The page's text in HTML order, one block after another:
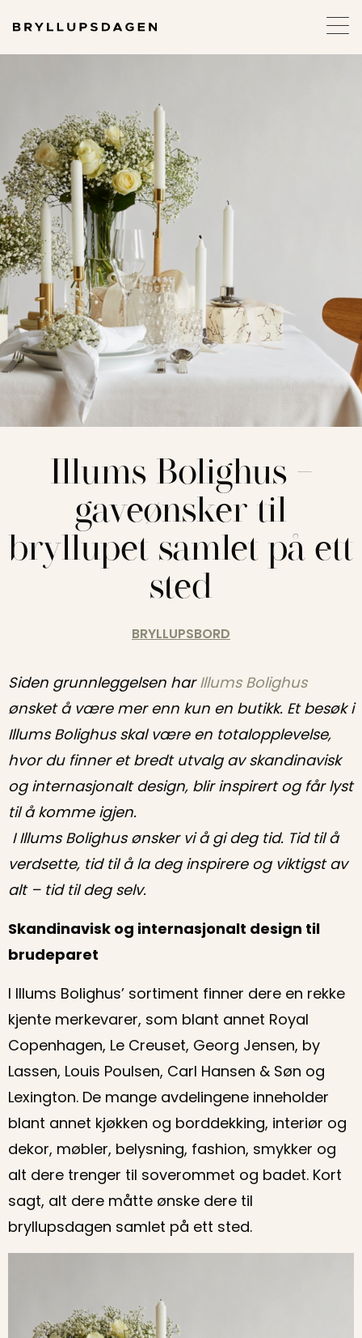
Illums Bolighus –
gaveønsker til
bryllupet samlet på ett
sted
BRYLLUPSBORD
Siden grunnleggelsen harIllums Bolighus
ønsket å være mer enn kun en butikk. Et besøk i
Illums Bolighus skal være en totalopplevelse,
hvor du finner et bredt utvalg av skandinavisk
og internasjonalt design, blir inspirert og får lyst
til å komme igjen.
I Illums Bolighus ønsker vi å gi deg tid. Tid til å
verdsette, tid til å la deg inspirere og viktigst av
alt – tid til deg selv.
Skandinavisk og internasjonalt design til
brudeparet
I Illums Bolighus’ sortiment finner dere en rekke
kjente merkevarer, som blant annet Royal
Copenhagen, Le Creuset, Georg Jensen, by
Lassen, Louis Poulsen, Carl Hansen & Søn og
Lexington. De mange avdelingene inneholder
blant annet kjøkken og borddekking, interiør og
dekor, møbler, belysning, fashion, smykker og
alt dere trenger til soverommet og badet. Kort
sagt, alt dere måtte ønske dere til
bryllupsdagen samlet på ett sted.